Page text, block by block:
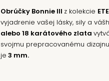
Obrúčky Bonnie III z kolekcie
vyjadrenie vašej lásky, sily a
alebo 18 karátového zlata
svojmu prepracovanému
je 3 mm.